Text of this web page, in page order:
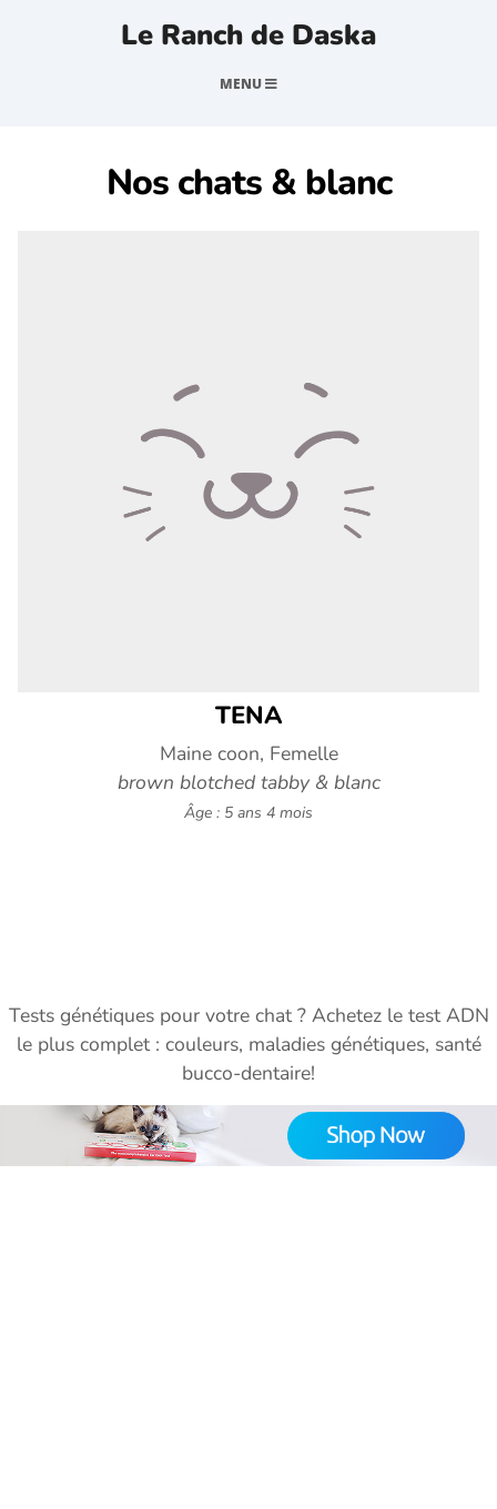
Le Ranch de Daska
MENU
Nos chats & blanc
TENA
Maine coon, Femelle
brown blotched tabby & blanc
Âge : 5 ans 4 mois
Tests génétiques pour votre chat ? Achetez le test ADN
le plus complet : couleurs, maladies génétiques, santé
bucco-dentaire!